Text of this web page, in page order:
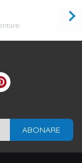
ABONARE